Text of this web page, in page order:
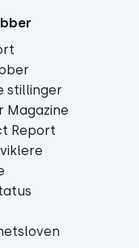
stillinger
Magazine
Report